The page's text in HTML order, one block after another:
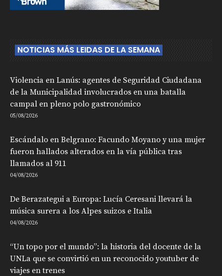
NOTICIAS MÁS LEIDAS DE LA SEMANA
Violencia en Lanús: agentes de Seguridad Ciudadana
de la Municipalidad involucrados en una batalla
campal en pleno polo gastronómico
05/08/2026
Escándalo en Belgrano: Facundo Moyano y una mujer
fueron hallados alterados en la vía pública tras
llamados al 911
04/08/2026
De Berazategui a Europa: Lucía Ceresani llevará la
música surera a los Alpes suizos e Italia
04/08/2026
“Un topo por el mundo”: la historia del docente de la
UNLa que se convirtió en un reconocido youtuber de
viajes en trenes